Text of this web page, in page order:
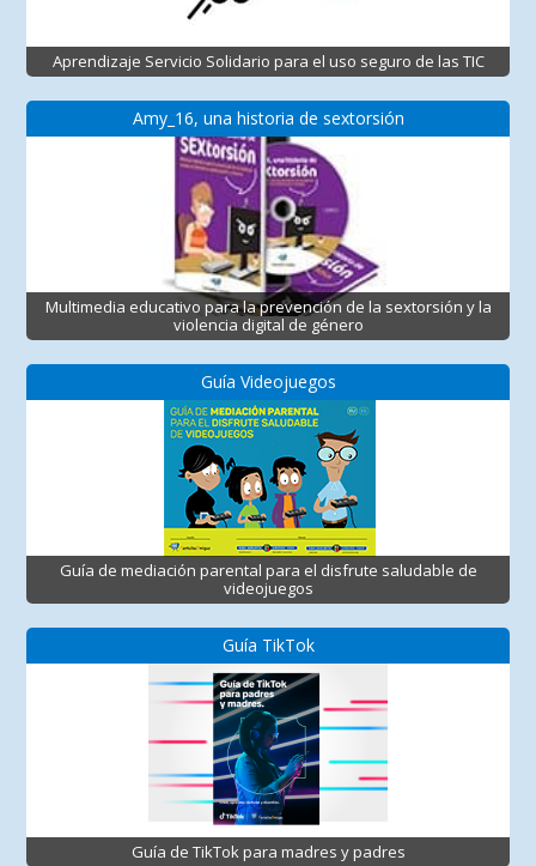
Aprendizaje Servicio Solidario para el uso seguro de las TIC
Amy_16, una historia de sextorsión
Multimedia educativo para la prevención de la sextorsión y la
violencia digital de género
Guía Videojuegos
Guía de mediación parental para el disfrute saludable de
videojuegos
Guía TikTok
Guía de TikTok para madres y padres